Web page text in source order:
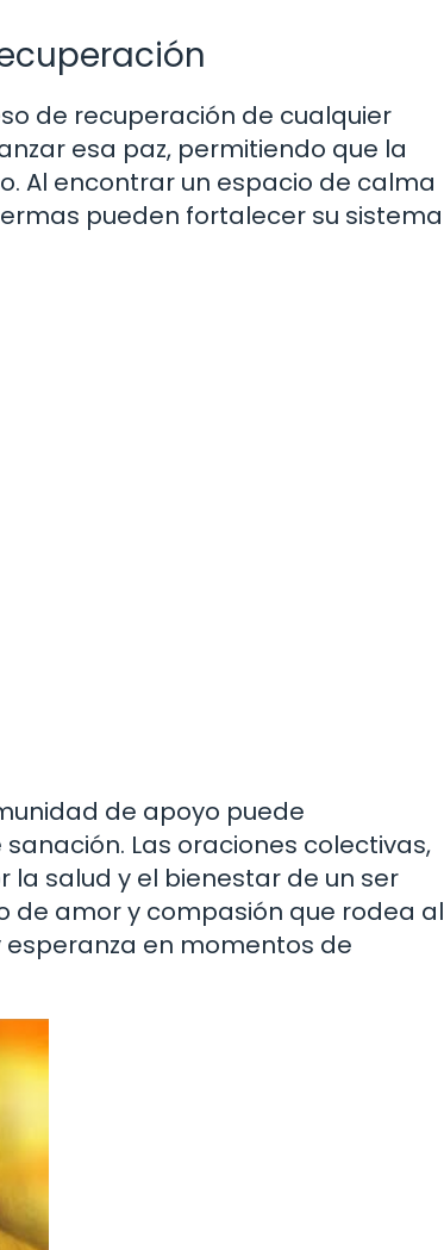
de recuperación de cualquier
esa paz, permitiendo que la
Al encontrar un espacio de calma
pueden fortalecer su sistema
de apoyo puede
Las oraciones colectivas,
la salud y el bienestar de un ser
de amor y compasión que rodea al
en momentos de